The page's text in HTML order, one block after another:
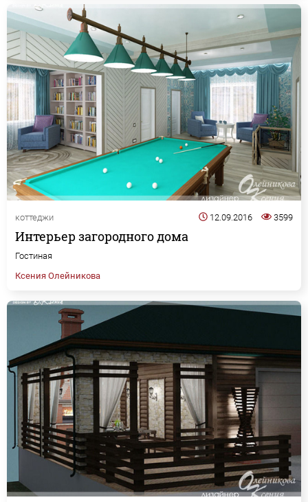
коттеджи 12.09.2016 3599
Интерьер загородного дома
Гостиная
Ксения Олейникова